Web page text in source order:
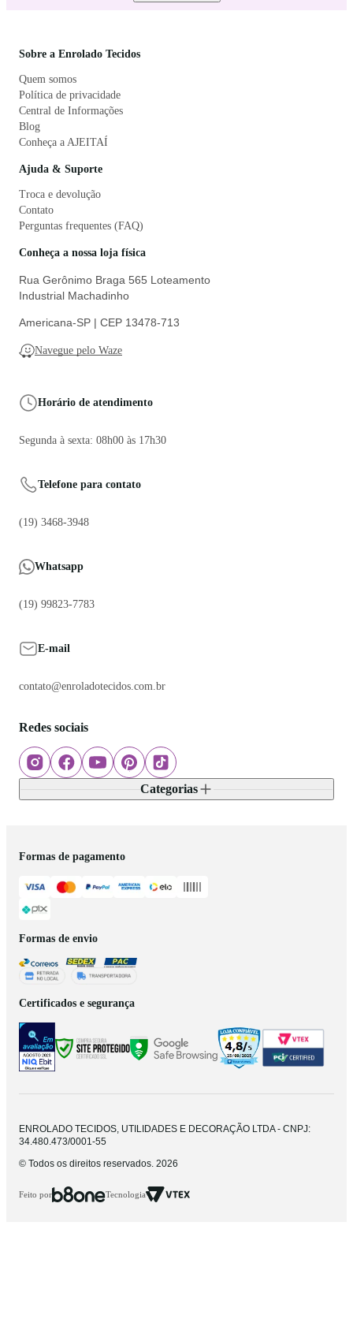
Sobre a Enrolado Tecidos
Quem somos
Política de privacidade
Central de Informações
Blog
Conheça a AJEITAÍ
Ajuda & Suporte
Troca e devolução
Contato
Perguntas frequentes (FAQ)
Conheça a nossa loja física
Rua Gerônimo Braga 565 Loteamento
Industrial Machadinho
Americana-SP | CEP 13478-713
Navegue pelo Waze
Horário de atendimento
Segunda à sexta: 08h00 às 17h30
Telefone para contato
(19) 3468-3948
Whatsapp
(19) 99823-7783
E-mail
contato@enroladotecidos.com.br
Redes sociais
Categorias
Formas de pagamento
Formas de envio
Certificados e segurança
ENROLADO TECIDOS, UTILIDADES E DECORAÇÃO LTDA - CNPJ:
34.480.473/0001-55
© Todos os direitos reservados. 2026
Feito por Tecnologia